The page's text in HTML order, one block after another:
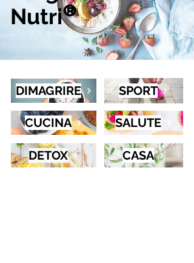
Nutri®
DIMAGRIRE SPORT
CUCINA SALUTE
DETOX CASA